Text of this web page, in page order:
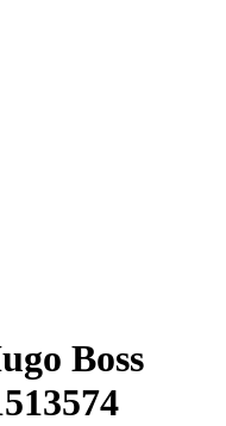
Boss